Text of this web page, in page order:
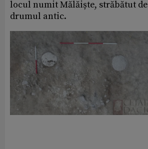
locul numit Mălăiște, străbătut de
drumul antic.